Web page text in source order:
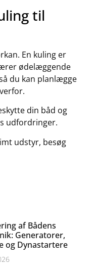
til
En kuling er
ødelæggende
du kan planlægge
din båd og
udfordringer.
udstyr, besøg
af Bådens
Generatorer,
og Dynastartere